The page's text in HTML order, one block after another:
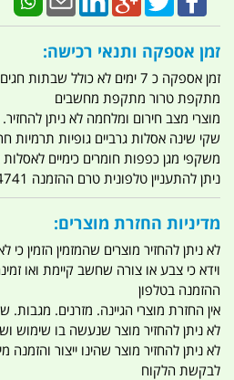
זמן אספקה ותנאי רכישה:
זמן אספקה כ 7 ימים לא כולל
מתקפת טרור מתקפת מחשבים
מוצרי מצב חירום ומלחמה לא ניתן
שקי שינה אסלות גרביים גופיות תרמיות
משקפי מגן כפפות חומרים כימיים
ניתן להתעניין טלפונית טרם ההזמנה 0523214741
מדיניות החזרת מוצרים:
לא ניתן להחזיר מוצרים שהמזמין הזמין
וידא כי צבע או צורה שחשב קיימת ואו
ההזמנה בטלפון
אין החזרת מוצרי הגיינה. מזרנים. מגבות.
לא ניתן להחזיר מוצר שנעשה בו שימוש
לא ניתן להחזיר מוצר שהינו ייצור
לבקשת הלקוח